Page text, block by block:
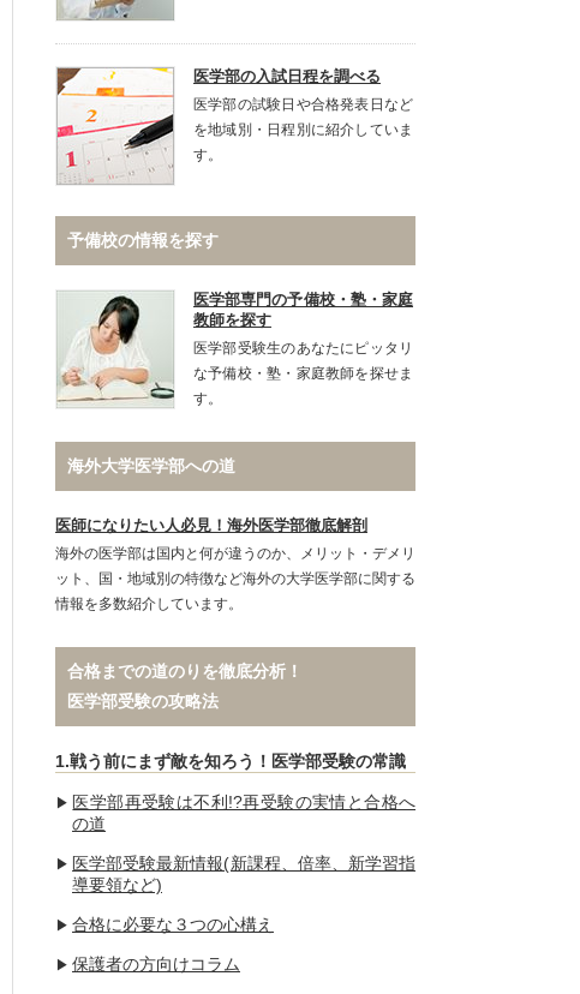
医学部の入試日程を調べる
医学部の試験日や合格発表日など
を地域別・日程別に紹介していま
す。
予備校の情報を探す
医学部専門の予備校・塾・家庭
教師を探す
医学部受験生のあなたにピッタリ
な予備校・塾・家庭教師を探せま
す。
海外大学医学部への道
医師になりたい人必見！海外医学部徹底解剖
海外の医学部は国内と何が違うのか、メリット・デメリ
ット、国・地域別の特徴など海外の大学医学部に関する
情報を多数紹介しています。
合格までの道のりを徹底分析！
医学部受験の攻略法
1.戦う前にまず敵を知ろう！医学部受験の常識
医学部再受験は不利!?再受験の実情と合格へ
の道
医学部受験最新情報(新課程、倍率、新学習指
導要領など)
合格に必要な３つの心構え
保護者の方向けコラム